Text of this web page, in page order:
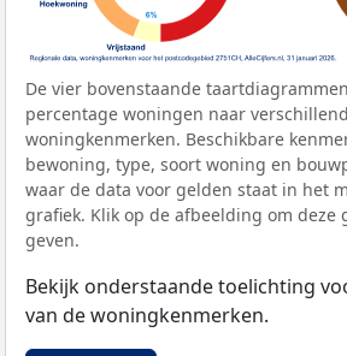
De vier bovenstaande
percentage woningen naar
woningkenmerken. Beschikbare
bewoning, type, soort woning en
waar de data voor gelden staat in het
grafiek. Klik op de afbeelding om deze
geven.
Bekijk onderstaande toelichting
van de woningkenmerken.